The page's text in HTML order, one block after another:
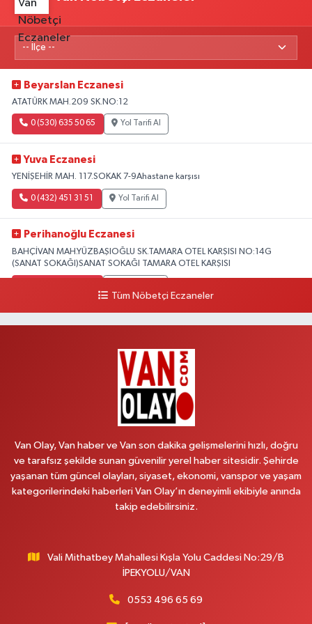
Beyarslan Eczanesi
ATATÜRK MAH.209 SK.NO:12
0 (530) 635 50 65 Yol Tarifi Al
Yuva Eczanesi
YENİŞEHİR MAH. 117.SOKAK 7-9Ahastane karşısı
0 (432) 451 31 51 Yol Tarifi Al
Perihanoğlu Eczanesi
BAHÇİVAN MAH.YÜZBAŞIOĞLU SK.TAMARA OTEL KARŞISI NO:14G
(SANAT SOKAĞI)SANAT SOKAĞI TAMARA OTEL KARŞISI
Yol Tarifi Al
BEYAZIT MAH.ZEYLAN CADDESİ OKYANUS GİYİM YANI NO:1
Afşar Eczanesi
Kazım Karabekir cad.Eski Araştırma Hastanesi karşısı (kent park karşısı )
Kaval iş merkezi No: 156 B
Gürpınar Eczanesi
Akpınar Mah. Milli Egemenlik Cad.No:7 A
Yol Tarifi Al
Tüm Nöbetçi Eczaneler
Van Olay, Van haber ve Van son dakika gelişmelerini hızlı, doğru
ve tarafsız şekilde sunan güvenilir yerel haber sitesidir. Şehirde
yaşanan tüm güncel olayları, siyaset, ekonomi, vanspor ve yaşam
kategorilerindeki haberleri Van Olay’ın deneyimli ekibiyle anında
takip edebilirsiniz.
Vali Mithatbey Mahallesi Kışla Yolu Caddesi No:29/B
İPEKYOLU/VAN
0553 496 65 69